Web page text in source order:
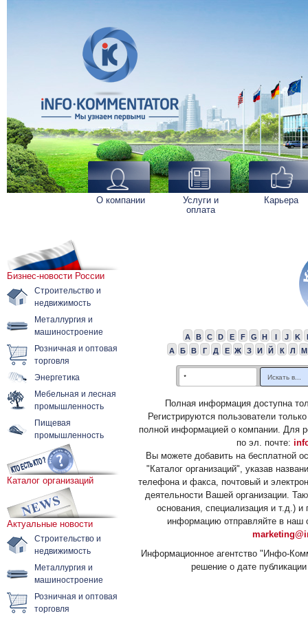
О компании
Услуги и
оплата
Карьера
Бизнес-новости России
Строительство и
недвижимость
Металлургия и
машиностроение
Розничная и оптовая
торговля
Энергетика
Мебельная и лесная
промышленность
Пищевая
промышленность
Каталог организаций
Актуальные новости
Строительство и
недвижимость
Металлургия и
машиностроение
Розничная и оптовая
торговля
A B C D E F G H I J K
А
Б В Г Д Е Ж З И Й К Л М
Полная информация доступна
Регистрируются пользователи
полной информацией о компании. Для
по эл. почте:
Вы можете добавить на бесплатной
"Каталог организаций", указав
телефона и факса, почтовый и
деятельности Вашей организации.
основания, специализация и т.д.)
информацию отправляйте в наш
Информационное агентство "Инфо-
решение о дате